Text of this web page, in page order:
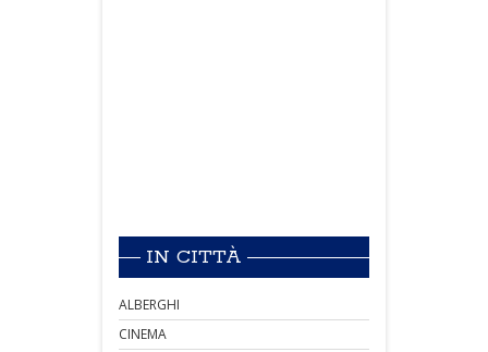
IN CITTÀ
ALBERGHI
CINEMA